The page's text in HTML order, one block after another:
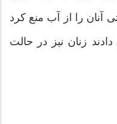
آنان را از آب منع کرد
زنان نیز در حالت